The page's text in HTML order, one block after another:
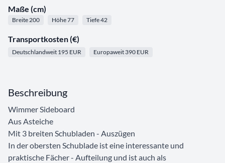
Maße (cm)
Breite 200 Höhe 77 Tiefe 42
Transportkosten (€)
Deutschlandweit 195 EUR Europaweit 390 EUR
Beschreibung
Wimmer Sideboard
Aus Asteiche
Mit 3 breiten Schubladen - Auszügen
In der obersten Schublade ist eine interessante und
praktische Fächer - Aufteilung und ist auch als